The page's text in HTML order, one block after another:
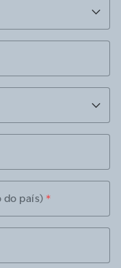
país) *